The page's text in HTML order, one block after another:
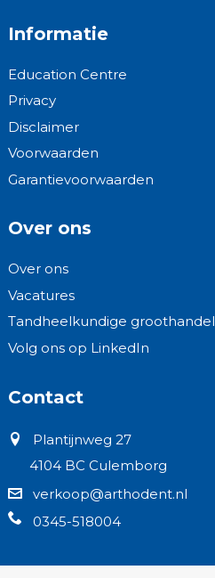
Informatie
Education Centre
Privacy
Disclaimer
Voorwaarden
Garantievoorwaarden
Over ons
Over ons
Vacatures
Tandheelkundige groothandel
Volg ons op LinkedIn
Contact
Plantijnweg 27
4104 BC Culemborg
verkoop@arthodent.nl
0345-518004